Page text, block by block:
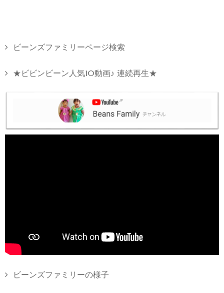
ビーンズファミリーページ検索
★ビビンビーン人気10動画♪ 連続再生★
ビーンズファミリーの様子